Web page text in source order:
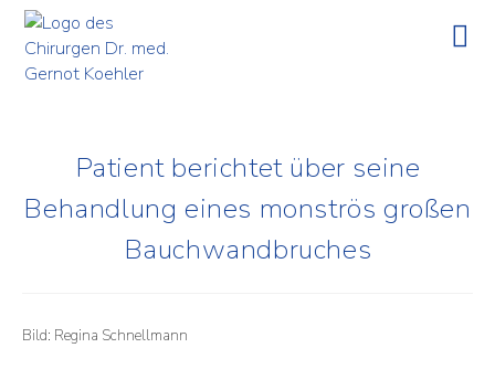
Patient berichtet über seine
Behandlung eines monströs großen
Bauchwand­bruches
Bild: Regina Schnellmann